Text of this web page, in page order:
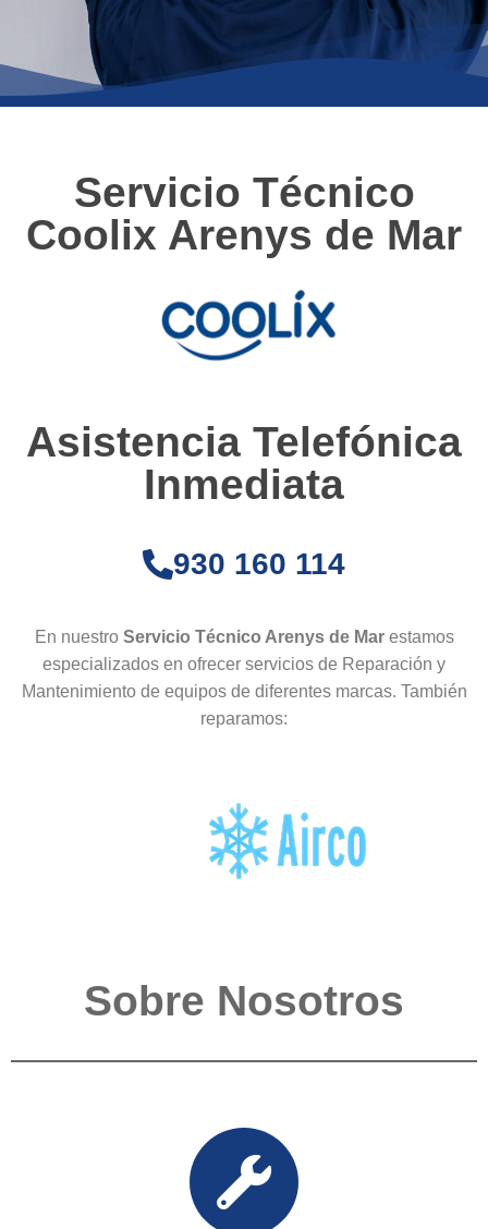
Servicio Técnico
Coolix Arenys de Mar
Asistencia Telefónica
Inmediata
930 160 114
En nuestro Servicio Técnico Arenys de Mar estamos
especializados en ofrecer servicios de Reparación y
Mantenimiento de equipos de diferentes marcas. También
reparamos:
Sobre Nosotros